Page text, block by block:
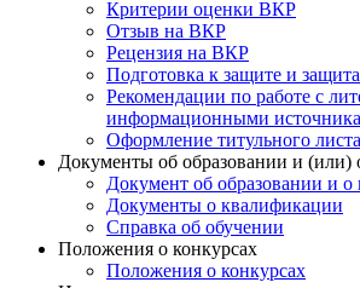
Критерии оценки ВКР
Отзыв на ВКР
Рецензия на ВКР
Подготовка к защите и
Рекомендации по работе с
информационными
Оформление титульного
Документы об образовании и (или)
Документ об образовании и
Документы о квалификации
Справка об обучении
Положения о конкурсах
Положения о конкурсах